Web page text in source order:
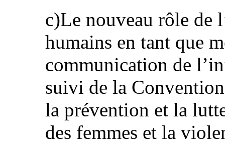
c)Le nouveau rôle de
humains en tant que
communication de
suivi de la
la prévention et la
des femmes et la